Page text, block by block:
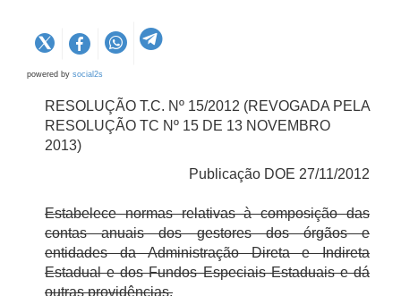
powered by social2s
RESOLUÇÃO T.C. Nº 15/2012 (REVOGADA PELA
RESOLUÇÃO TC Nº 15 DE 13 NOVEMBRO
2013)
Publicação DOE 27/11/2012
Estabelece normas relativas à composição das
contas anuais dos gestores dos órgãos e
entidades da Administração Direta e Indireta
Estadual e dos Fundos Especiais Estaduais e dá
outras providências.